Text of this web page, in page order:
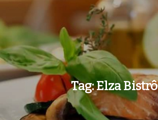
Tag:Elza Bistrô